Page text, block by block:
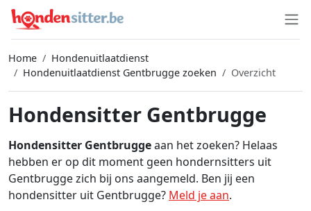
Home
Hondenuitlaatdienst
Hondenuitlaatdienst Gentbrugge zoeken
Overzicht
Hondensitter Gentbrugge
Hondensitter Gentbruggeaan het zoeken? Helaas
hebben er op dit moment geen hondernsitters uit
Gentbrugge zich bij ons aangemeld. Ben jij een
hondensitter uit Gentbrugge? Meld je aan.